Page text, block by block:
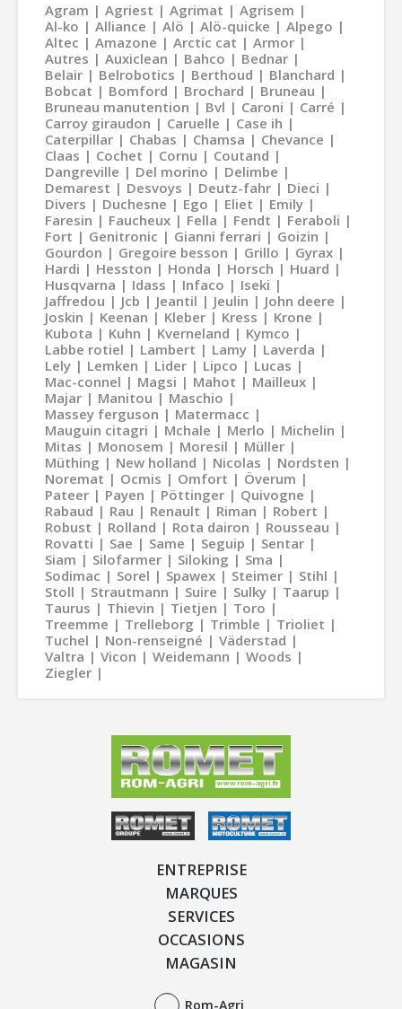
Agram Agriest Agrimat
Agrisem
Al-ko
Alliance Alö Alö-quicke
Alpego
Altec
Amazone Arctic cat
Armor
Autres
Auxiclean Bahco
Bednar
Belair
Belrobotics Berthoud
Blanchard
Bobcat
Bomford Brochard
Bruneau
Bruneau manutention
Bvl Caroni
Carré
Carroy giraudon
Caruelle
Case ih
Caterpillar
Chabas Chamsa
Chevance
Claas
Cochet Cornu
Coutand
Dangreville
Del morino
Delimbe
Demarest
Desvoys Deutz-fahr
Dieci
Divers
Duchesne Ego Eliet
Emily
Faresin
Faucheux Fella Fendt
Feraboli
Fort
Genitronic Gianni ferrari
Goizin
Gourdon
Gregoire besson Grillo
Gyrax
Hardi
Hesston Honda Horsch
Huard
Husqvarna
Idass Infaco
Iseki
Jaffredou
Jcb Jeantil Jeulin
John deere
Joskin
Keenan Kleber Kress
Krone
Kubota
Kuhn Kverneland
Kymco
Labbe rotiel
Lambert Lamy
Laverda
Lely
Lemken Lider Lipco
Lucas
Mac-connel
Magsi Mahot
Mailleux
Majar
Manitou
Maschio
Massey ferguson
Matermacc
Mauguin citagri
Mchale Merlo
Michelin
Mitas
Monosem Moresil
Müller
Müthing
New holland Nicolas
Nordsten
Noremat
Ocmis Omfort
Överum
Pateer
Payen Pöttinger
Quivogne
Rabaud
Rau Renault Riman
Robert
Robust
Rolland Rota dairon
Rousseau
Rovatti
Sae Same Seguip
Sentar
Siam
Silofarmer Siloking
Sma
Sodimac
Sorel Spawex Steimer
Stihl
Stoll
Strautmann Suire Sulky
Taarup
Taurus
Thievin Tietjen
Toro
Treemme
Trelleborg Trimble
Trioliet
Tuchel
Non-renseigné
Väderstad
Valtra
Vicon Weidemann
Woods
Ziegler
ENTREPRISE
MARQUES
SERVICES
OCCASIONS
MAGASIN
Rom-Agri